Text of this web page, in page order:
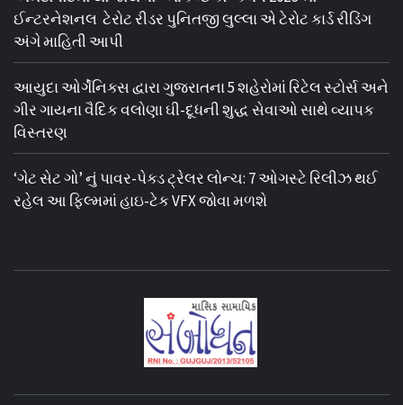
ઈન્ટરનેશનલ ટેરોટ રીડર પુનિતજી લુલ્લા એ ટેરોટ કાર્ડ રીડિંગ
અંગે માહિતી આપી
આયુદા ઓર્ગેનિક્સ દ્વારા ગુજરાતના 5 શહેરોમાં રિટેલ સ્ટોર્સ અને
ગીર ગાયના વૈદિક વલોણા ઘી-દૂધની શુદ્ધ સેવાઓ સાથે વ્યાપક
વિસ્તરણ
‘ગેટ સેટ ગો’ નું પાવર-પેક્ડ ટ્રેલર લોન્ચ: 7 ઓગસ્ટે રિલીઝ થઈ
રહેલ આ ફિલ્મમાં હાઇ-ટેક VFX જોવા મળશે